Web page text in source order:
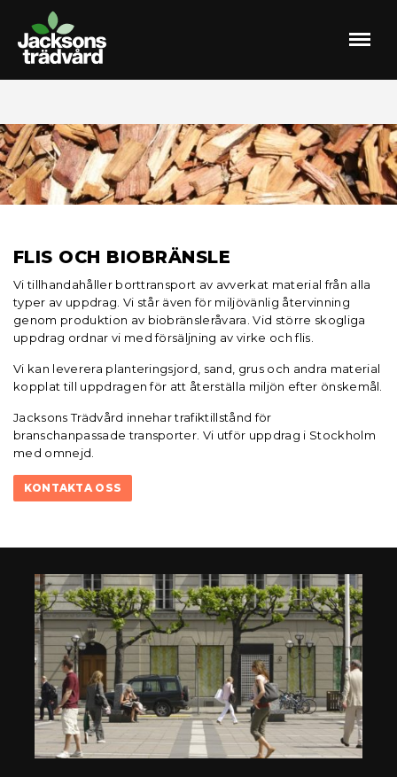
Meny
FLIS OCH BIOBRÄNSLE
Vi tillhandahåller borttransport av avverkat material från alla
typer av uppdrag. Vi står även för miljövänlig återvinning
genom produktion av biobränsleråvara. Vid större skogliga
uppdrag ordnar vi med försäljning av virke och flis.
Vi kan leverera planteringsjord, sand, grus och andra material
kopplat till uppdragen för att återställa miljön efter önskemål.
Jacksons Trädvård innehar trafiktillstånd för
branschanpassade transporter. Vi utför uppdrag i Stockholm
med omnejd.
KONTAKTA OSS